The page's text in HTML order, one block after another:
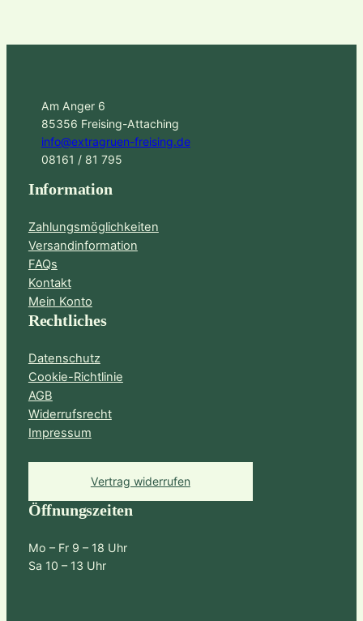
Am Anger 6
85356 Freising-Attaching
info@extragruen-freising.de
08161 / 81 795
Information
Zahlungsmöglichkeiten
Versandinformation
FAQs
Kontakt
Mein Konto
Rechtliches
Datenschutz
Cookie-Richtlinie
AGB
Widerrufsrecht
Impressum
Vertrag widerrufen
Öffnungszeiten
Mo – Fr 9 – 18 Uhr
Sa 10 – 13 Uhr